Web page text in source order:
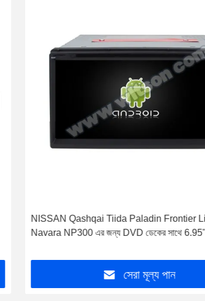
নিসান নাভারা ফ্রন্টিয়ার NP300 2015-2017 অ্যান্ড্রয়েড
জন্য ডিভিডি ডেক সহ 7" স্ক্রীন OEM স্টাইল
সেরা মূল্য পান